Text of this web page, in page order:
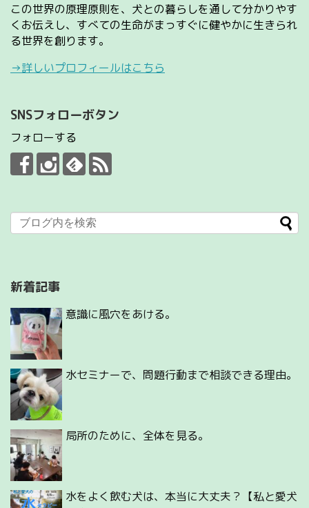
この世界の原理原則を、犬との暮らしを通して分かりやす
くお伝えし、すべての生命がまっすぐに健やかに生きられ
る世界を創ります。
→詳しいプロフィールはこちら
SNSフォローボタン
フォローする
新着記事
意識に風穴をあける。
水セミナーで、問題行動まで相談できる理由。
局所のために、全体を見る。
水をよく飲む犬は、本当に大丈夫？【私と愛犬